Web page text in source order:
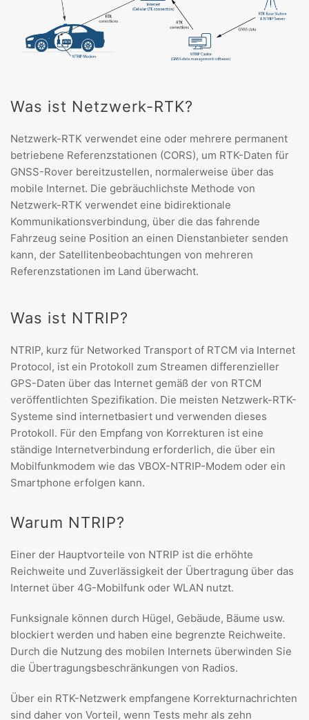
Was ist Netzwerk-RTK?
Netzwerk-RTK verwendet eine oder mehrere permanent
betriebene Referenzstationen (CORS), um RTK-Daten für
GNSS-Rover bereitzustellen, normalerweise über das
mobile Internet. Die gebräuchlichste Methode von
Netzwerk-RTK verwendet eine bidirektionale
Kommunikationsverbindung, über die das fahrende
Fahrzeug seine Position an einen Dienstanbieter senden
kann, der Satellitenbeobachtungen von mehreren
Referenzstationen im Land überwacht.
Was ist NTRIP?
NTRIP, kurz für Networked Transport of RTCM via Internet
Protocol, ist ein Protokoll zum Streamen differenzieller
GPS-Daten über das Internet gemäß der von RTCM
veröffentlichten Spezifikation. Die meisten Netzwerk-RTK-
Systeme sind internetbasiert und verwenden dieses
Protokoll. Für den Empfang von Korrekturen ist eine
ständige Internetverbindung erforderlich, die über ein
Mobilfunkmodem wie das VBOX-NTRIP-Modem oder ein
Smartphone erfolgen kann.
Warum NTRIP?
Einer der Hauptvorteile von NTRIP ist die erhöhte
Reichweite und Zuverlässigkeit der Übertragung über das
Internet über 4G-Mobilfunk oder WLAN nutzt.
Funksignale können durch Hügel, Gebäude, Bäume usw.
blockiert werden und haben eine begrenzte Reichweite.
Durch die Nutzung des mobilen Internets überwinden Sie
die Übertragungsbeschränkungen von Radios.
Über ein RTK-Netzwerk empfangene Korrekturnachrichten
sind daher von Vorteil, wenn Tests mehr als zehn